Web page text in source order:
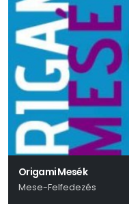
Origami Mesék
Mese-Felfedezés